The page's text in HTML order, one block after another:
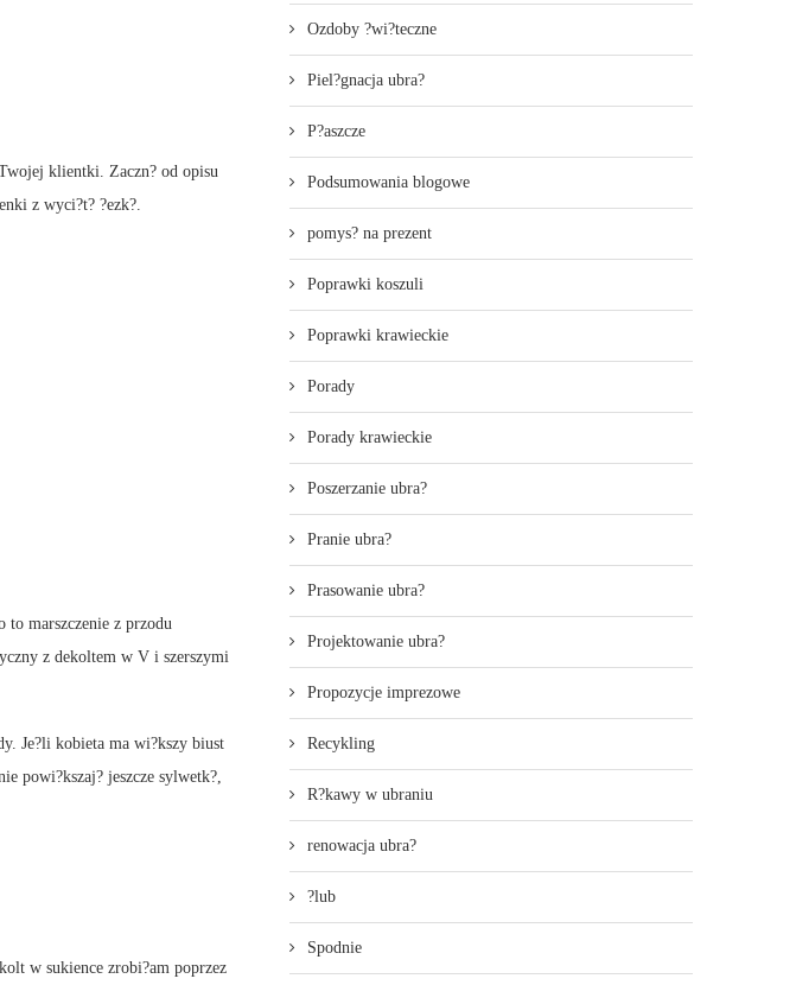
klientki. Zaczn? od opisu
z wyci?t? ?ezk?.
marszczenie z przodu
z dekoltem w V i szerszymi
Je?li kobieta ma wi?kszy biust
powi?kszaj? jeszcze sylwetk?,
w sukience zrobi?am poprzez
Ozdoby ?wi?teczne
Piel?gnacja ubra?
P?aszcze
Podsumowania blogowe
pomys? na prezent
Poprawki koszuli
Poprawki krawieckie
Porady
Porady krawieckie
Poszerzanie ubra?
Pranie ubra?
Prasowanie ubra?
Projektowanie ubra?
Propozycje imprezowe
Recykling
R?kawy w ubraniu
renowacja ubra?
?lub
Spodnie